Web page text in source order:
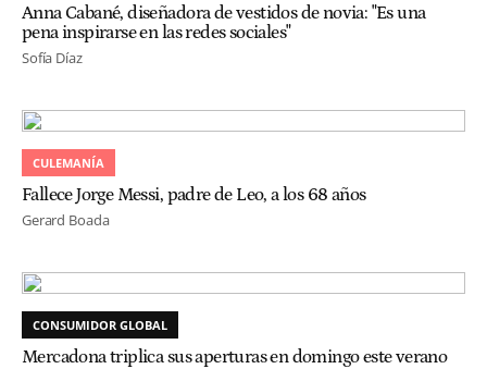
Anna Cabané, diseñadora de vestidos de novia: "Es una
pena inspirarse en las redes sociales"
Sofía Díaz
CULEMANÍA
Fallece Jorge Messi, padre de Leo, a los 68 años
Gerard Boada
CONSUMIDOR GLOBAL
Mercadona triplica sus aperturas en domingo este verano